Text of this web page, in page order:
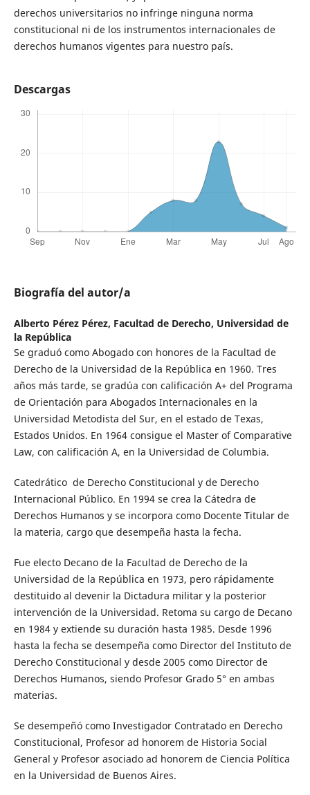
derechos universitarios no infringe ninguna norma
constitucional ni de los instrumentos internacionales de
derechos humanos vigentes para nuestro país.
Descargas
Biografía del autor/a
Alberto Pérez Pérez, Facultad de Derecho, Universidad de
la República
Se graduó como Abogado con honores de la Facultad de
Derecho de la Universidad de la República en 1960. Tres
años más tarde, se gradúa con calificación A+ del Programa
de Orientación para Abogados Internacionales en la
Universidad Metodista del Sur, en el estado de Texas,
Estados Unidos. En 1964 consigue el Master of Comparative
Law, con calificación A, en la Universidad de Columbia.
Catedrático de Derecho Constitucional y de Derecho
Internacional Público. En 1994 se crea la Cátedra de
Derechos Humanos y se incorpora como Docente Titular de
la materia, cargo que desempeña hasta la fecha.
Fue electo Decano de la Facultad de Derecho de la
Universidad de la República en 1973, pero rápidamente
destituido al devenir la Dictadura militar y la posterior
intervención de la Universidad. Retoma su cargo de Decano
en 1984 y extiende su duración hasta 1985. Desde 1996
hasta la fecha se desempeña como Director del Instituto de
Derecho Constitucional y desde 2005 como Director de
Derechos Humanos, siendo Profesor Grado 5° en ambas
materias.
Se desempeñó como Investigador Contratado en Derecho
Constitucional, Profesor ad honorem de Historia Social
General y Profesor asociado ad honorem de Ciencia Política
en la Universidad de Buenos Aires.